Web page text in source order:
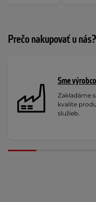
Prečo nakupovať u nás?
Sme
Zakladáme
kvalite
služieb.